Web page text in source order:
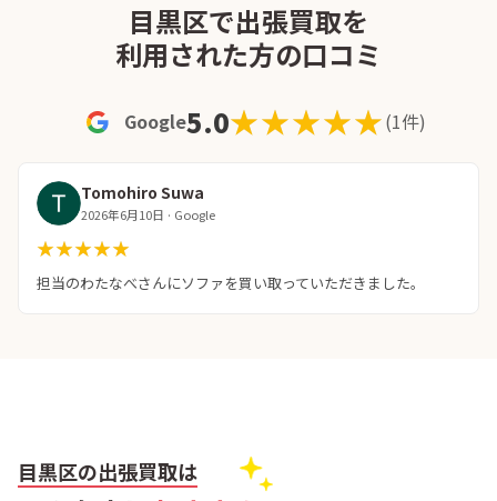
目黒区で出張買取を
利用された方の口コミ
Google5.0★★★★★
★★★★★(1件)
Tomohiro Suwa
2026年6月10日 · Google
★★★★★
★★★★★
担当のわたなべさんにソファを買い取っていただきました。
目黒区の出張買取は